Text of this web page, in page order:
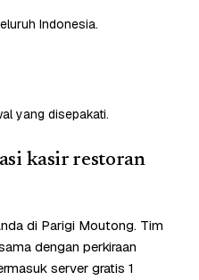
Indonesia.
yang disepakati.
kasir restoran
di Parigi Moutong. Tim
dengan perkiraan
server gratis 1